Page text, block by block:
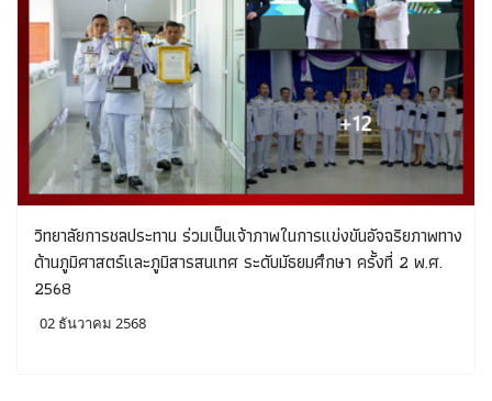
วิทยาลัยการชลประทาน ร่วมเป็นเจ้าภาพในการแข่งขันอัจฉริยภาพทาง
ด้านภูมิศาสตร์และภูมิสารสนเทศ ระดับมัธยมศึกษา ครั้งที่ 2 พ.ศ.
2568
02 ธันวาคม 2568